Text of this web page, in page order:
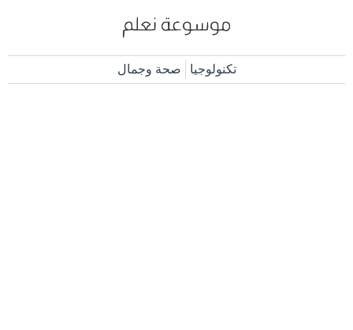
تكنولوجيا صحة وجمال